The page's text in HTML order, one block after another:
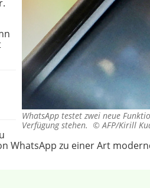
WhatsApp testet zwei neue
Verfügung stehen. ©AFP/Kirill
WhatsApp zu einer Art